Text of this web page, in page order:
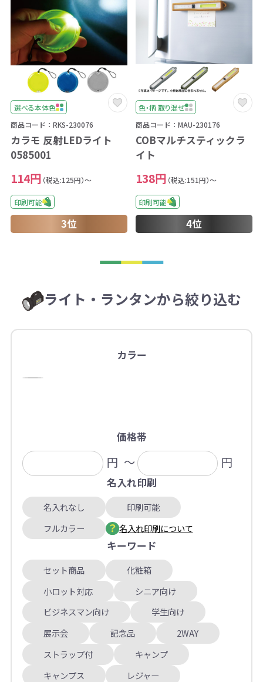
選べる本体色
商品コード：RKS-230076
カラモ 反射LEDライト
0585001
114円 （税込:125円）～
印刷可能
3位
色・柄 取り混ぜ
商品コード：MAU-230176
COBマルチスティックラ
イト
138円 （税込:151円）～
印刷可能
4位
ライト・ランタンから絞り込む
カラー
価格帯
円 ～ 円
名入れ印刷
名入れなし
印刷可能
フルカラー
名入れ印刷について
キーワード
セット商品
化粧箱
小ロット対応
シニア向け
ビジネスマン向け
学生向け
展示会
記念品
2WAY
ストラップ付
キャンプ
キャンプス
レジャー